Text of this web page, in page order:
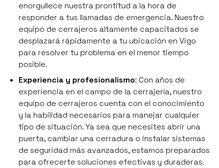
enorgullece nuestra prontitud a la hora de
responder a tus llamadas de emergencia. Nuestro
equipo de cerrajeros altamente capacitados se
desplazará rápidamente a tu ubicación en Vigo
para resolver tu problema en el menor tiempo
posible.
Experiencia y profesionalismo: Con años de
experiencia en el campo de la cerrajería, nuestro
equipo de cerrajeros cuenta con el conocimiento
y la habilidad necesarios para manejar cualquier
tipo de situación. Ya sea que necesites abrir una
puerta, cambiar una cerradura o instalar sistemas
de seguridad más avanzados, estamos preparados
para ofrecerte soluciones efectivas y duraderas.